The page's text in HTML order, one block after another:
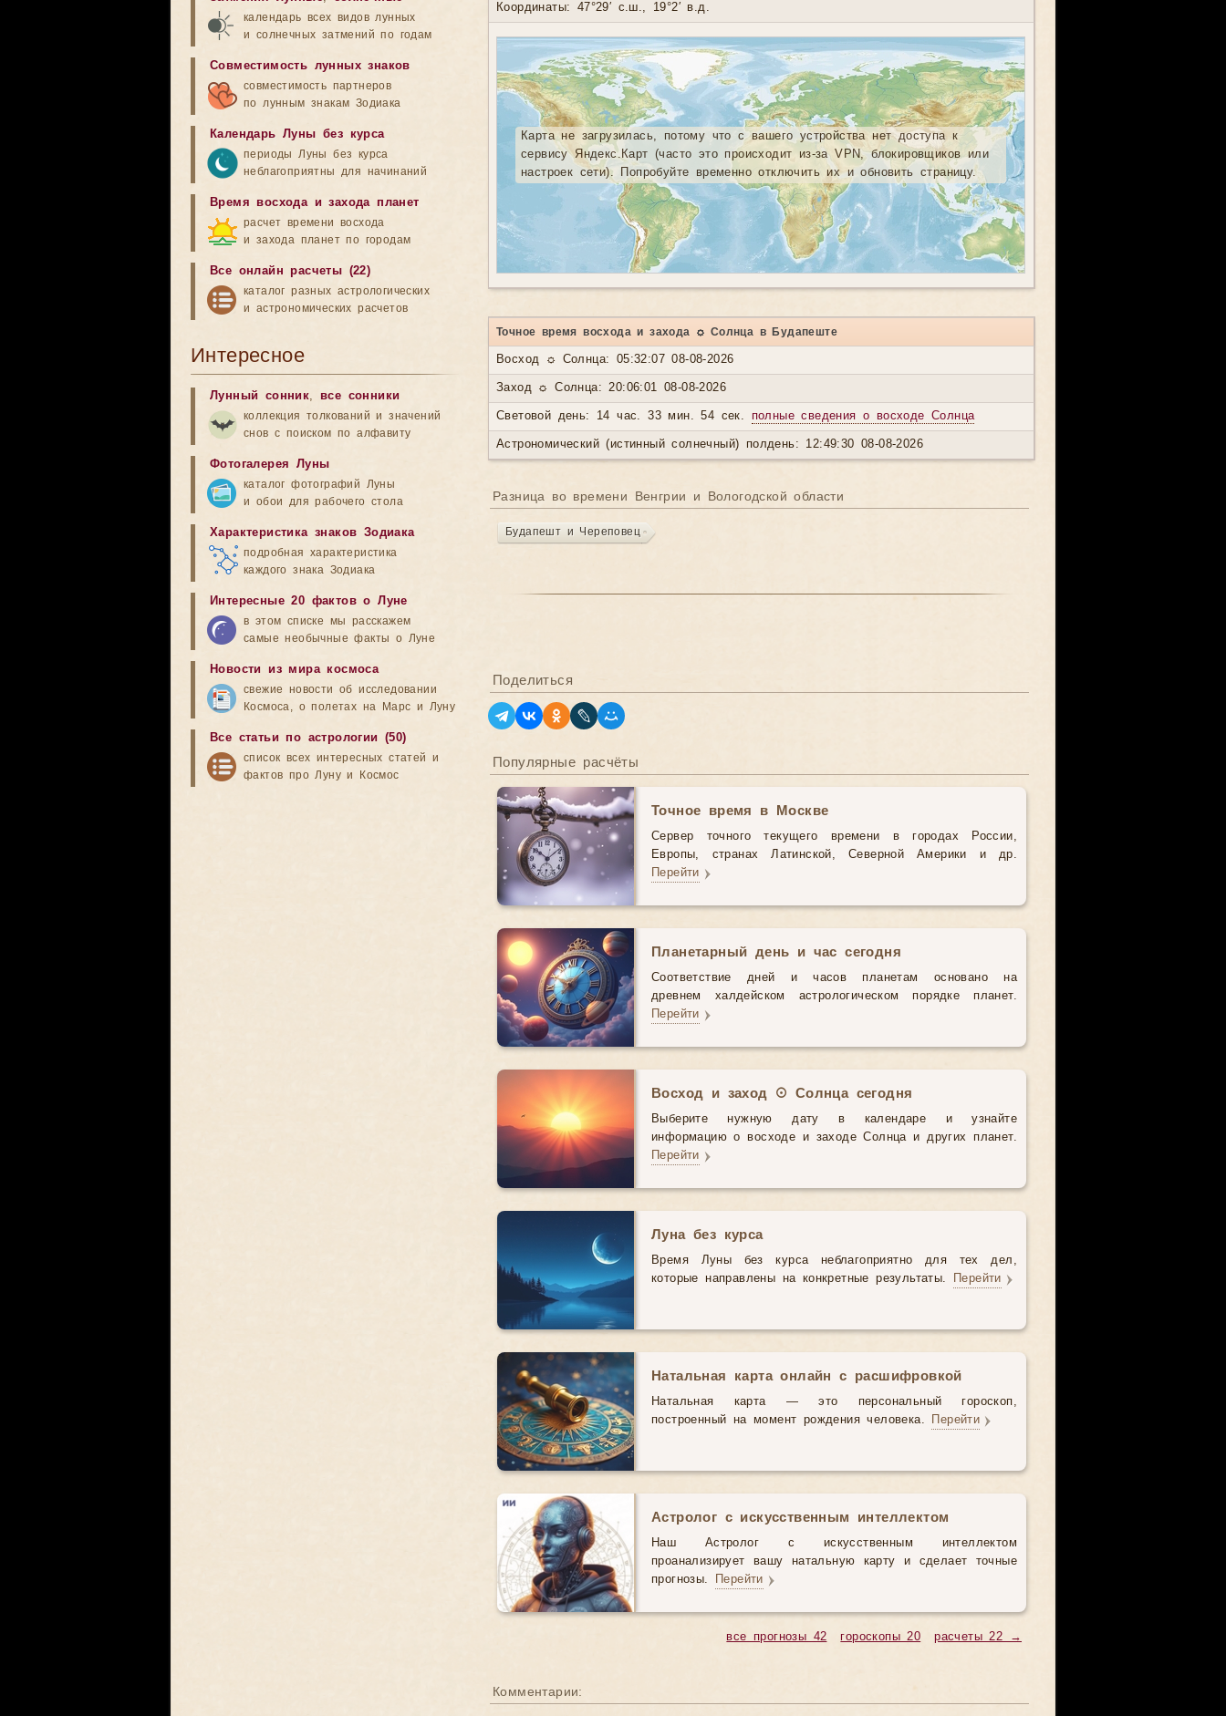
Координаты: 47°29′ с.ш., 19°2′ в.д.
Карта не загрузилась, потому что с вашего устройства нет доступа к
сервису Яндекс.Карт (часто это происходит из-за VPN, блокировщиков или
настроек сети). Попробуйте временно отключить их и обновить страницу.
Точное время восхода и захода ☼ Солнца в Будапеште
Восход ☼ Солнца: 05:32:07 08-08-2026
Заход ☼ Солнца: 20:06:01 08-08-2026
Световой день: 14 час. 33 мин. 54 сек. полные сведения о восходе Солнца
Астрономический (истинный солнечный) полдень: 12:49:30 08-08-2026
Разница во времени Венгрии и Вологодской области
Будапешт и Череповец
Поделиться
Популярные расчёты
Точное время в Москве
Сервер точного текущего времени в городах России,
Европы, странах Латинской, Северной Америки и др.
Перейти
Планетарный день и час сегодня
Соответствие дней и часов планетам основано на
древнем халдейском астрологическом порядке планет.
Перейти
Восход и заход ☉ Солнца сегодня
Выберите нужную дату в календаре и узнайте
информацию о восходе и заходе Солнца и других планет.
Перейти
Луна без курса
Время Луны без курса неблагоприятно для тех дел,
которые направлены на конкретные результаты. Перейти
Натальная карта онлайн с расшифровкой
Натальная карта — это персональный гороскоп,
построенный на момент рождения человека. Перейти
Астролог с искусственным интеллектом
Наш Астролог с искусственным интеллектом
проанализирует вашу натальную карту и сделает точные
прогнозы. Перейти
расчеты 22 →
гороскопы 20
все прогнозы 42
Комментарии:
календарь всех видов лунных
и солнечных затмений по годам
Совместимость лунных знаков
совместимость партнеров
по лунным знакам Зодиака
Календарь Луны без курса
периоды Луны без курса
неблагоприятны для начинаний
Время восхода и захода планет
расчет времени восхода
и захода планет по городам
Все онлайн расчеты (22)
каталог разных астрологических
и астрономических расчетов
Интересное
Лунный сонник, все сонники
коллекция толкований и значений
снов с поиском по алфавиту
Фотогалерея Луны
каталог фотографий Луны
и обои для рабочего стола
Характеристика знаков Зодиака
подробная характеристика
каждого знака Зодиака
Интересные 20 фактов о Луне
в этом списке мы расскажем
самые необычные факты о Луне
Новости из мира космоса
свежие новости об исследовании
Космоса, о полетах на Марс и Луну
Все статьи по астрологии (50)
список всех интересных статей и
фактов про Луну и Космос